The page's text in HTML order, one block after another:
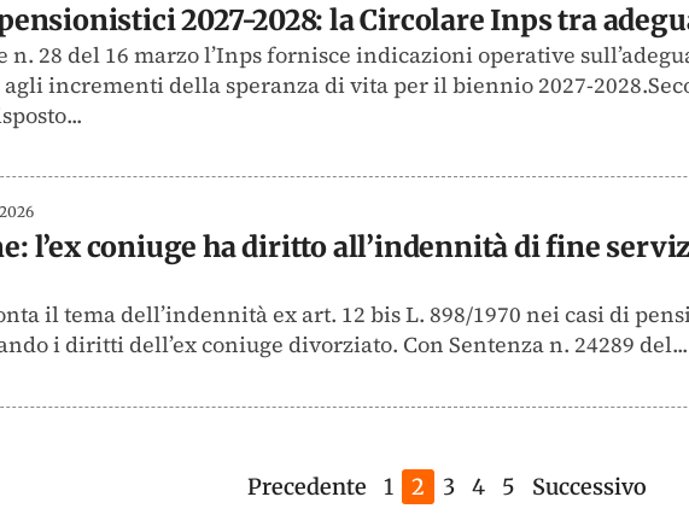
2027-2028: la Circolare Inps tra
n. 28 del 16 marzo l’Inps fornisce indicazioni operative
incrementi della speranza di vita per il biennio 2027-
l’ex coniuge ha diritto all’indennità di fine
il tema dell’indennità ex art. 12 bis L. 898/1970 nei casi di
i diritti dell’ex coniuge divorziato. Con Sentenza n. 24289 del...
Precedente 1 2 3 4 5 Successivo